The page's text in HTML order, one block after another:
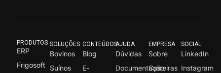
PRODUTOS
ERP
Frigosoft
SOLUÇÕES
Bovinos
Suínos
CONTEÚDOS
Blog
E-
AJUDA
Dúvidas
Documentação
EMPRESA
Sobre
Carreiras
SOCIAL
LinkedIn
Instagram